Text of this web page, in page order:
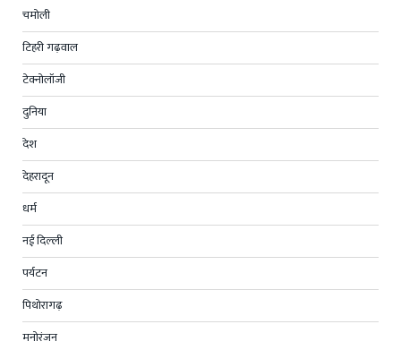
चमोली
टिहरी गढ़वाल
टेक्नोलॉजी
दुनिया
देश
देहरादून
धर्म
नई दिल्ली
पर्यटन
पिथोरागढ़
मनोरंजन